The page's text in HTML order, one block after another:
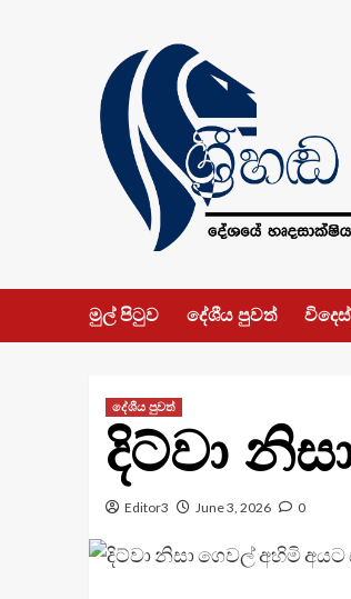
මුල් පිටුව දේශීය පුවත්
දේශීය පුවත්
දිට්වා
Editor3 June 3, 2026 0